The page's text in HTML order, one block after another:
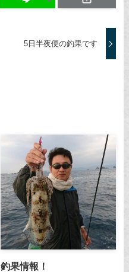
5日半夜便の釣果です
釣果情報！